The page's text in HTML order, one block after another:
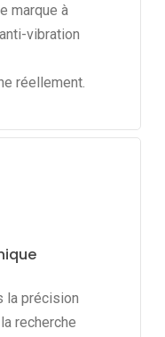
marque à
vibration
réellement.
la précision
recherche